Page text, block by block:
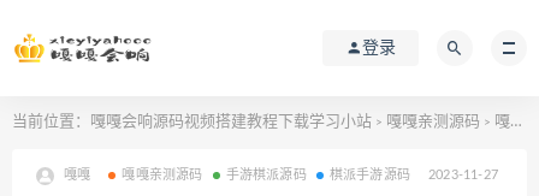
登录
当前位置： 嘎嘎会响源码视频搭建教程下载学习小站 > 嘎嘎亲测源码 > 嘎嘎亲测–最新测试网狐系列广西地区水鱼天下
嘎嘎 嘎嘎亲测源码 手游棋派源码 棋派手游源码 2023-11-27